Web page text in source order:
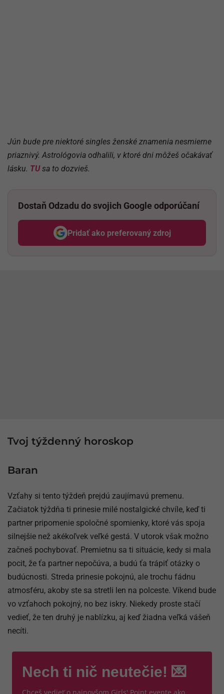
Jún bude pre niektoré singles ženské znamenia nesmierne
priaznivý. Astrológovia odhalili, v ktoré dni môžeš očakávať
lásku. TUsa to dozvieš.
Dostaň Odzadu do svojich Google odporúčaní
Pridať ako preferovaný zdroj
Odzadu, odkaz sa otvorí v
Tvoj týždenný horoskop
Baran
Vzťahy si tento týždeň prejdú zaujímavú premenu.
Začiatok týždňa ti prinesie milé nostalgické chvíle, keď ti
partner pripomenie spoločné spomienky, ktoré vás spoja
silnejšie než akékoľvek veľké gestá. V utorok však možno
začneš pochybovať. Premietnu sa ti situácie, kedy si mala
pocit, že ťa partner nepočúva, a budú ťa trápiť otázky o
budúcnosti. Streda prinesie pokojnú, ale trochu fádnu
atmosféru, akoby ste sa stretli len na polceste. Víkend bude
vo vzťahoch pokojný, no bez iskry. Niekedy proste stačí
vedieť, že ten druhý je nablízku, aj keď žiadna veľká vášeň
necíti.
Nech ti nič neutečie! 💌
Chceš vedieť o najnovšom Girls' Point evente ako